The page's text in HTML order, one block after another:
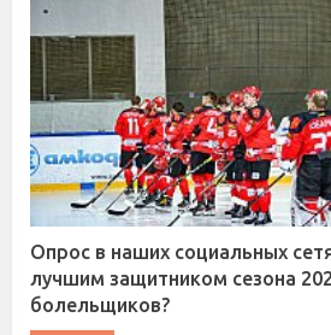
Опрос в наших социальных
лучшим защитником сезона
болельщиков?